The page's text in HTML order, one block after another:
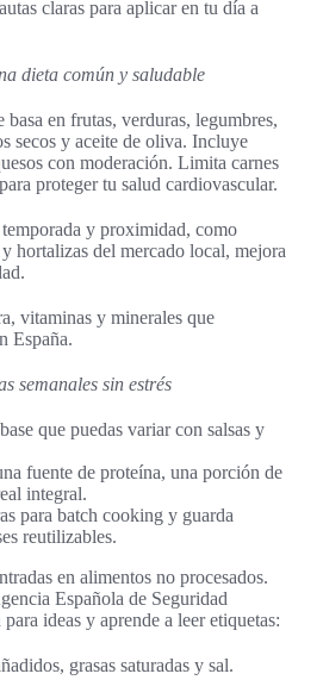
claras para aplicar en tu día a
dieta común y saludable
basa en frutas, verduras, legumbres,
secos y aceite de oliva. Incluye
con moderación. Limita carnes
proteger tu salud cardiovascular.
y proximidad, como
hortalizas del mercado local, mejora
vitaminas y minerales que
España.
semanales sin estrés
que puedas variar con salsas y
fuente de proteína, una porción de
integral.
para batch cooking y guarda
reutilizables.
en alimentos no procesados.
Española de Seguridad
ideas y aprende a leer etiquetas:
grasas saturadas y sal.